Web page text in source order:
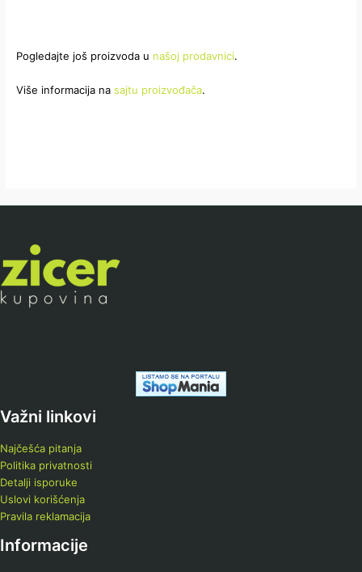
Pogledajte još proizvoda u našoj prodavnici.
Više informacija nasajtu proizvođača.
Važni linkovi
Najčešća pitanja
Politika privatnosti
Detalji isporuke
Uslovi korišćenja
Pravila reklamacija
Informacije